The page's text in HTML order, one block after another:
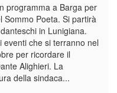
programma a Barga per
Poeta. Si partirà
in Lunigiana.
eventi che si terranno nel
per ricordare il
Alighieri. La
della sindaca...